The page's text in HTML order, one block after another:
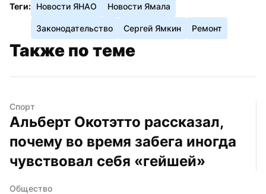
Теги: Новости ЯНАО Новости Ямала
Законодательство Сергей Ямкин Ремонт
Также по теме
Спорт
Альберт Окотэтто рассказал,
почему во время забега иногда
чувствовал себя «гейшей»
Общество